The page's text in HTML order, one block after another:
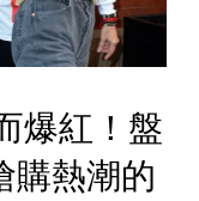
爆紅！盤
購熱潮的